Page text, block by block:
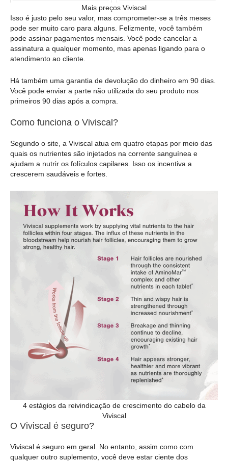
Mais preços Viviscal
Isso é justo pelo seu valor, mas comprometer-se a três meses
pode ser muito caro para alguns. Felizmente, você também
pode assinar pagamentos mensais. Você pode cancelar a
assinatura a qualquer momento, mas apenas ligando para o
atendimento ao cliente.
Há também uma garantia de devolução do dinheiro em 90 dias.
Você pode enviar a parte não utilizada do seu produto nos
primeiros 90 dias após a compra.
Como funciona o Viviscal?
Segundo o site, a Viviscal atua em quatro etapas por meio das
quais os nutrientes são injetados na corrente sanguínea e
ajudam a nutrir os folículos capilares. Isso os incentiva a
crescerem saudáveis e fortes.
4 estágios da reivindicação de crescimento do cabelo da
Viviscal
O Viviscal é seguro?
Viviscal é seguro em geral. No entanto, assim como com
qualquer outro suplemento, você deve estar ciente dos